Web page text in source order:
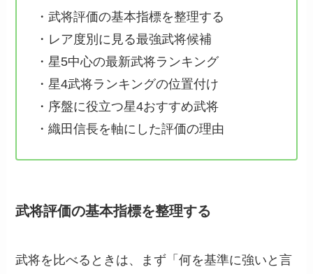
・武将評価の基本指標を整理する
・レア度別に見る最強武将候補
・星5中心の最新武将ランキング
・星4武将ランキングの位置付け
・序盤に役立つ星4おすすめ武将
・織田信長を軸にした評価の理由
武将評価の基本指標を整理する
武将を比べるときは、まず「何を基準に強いと言